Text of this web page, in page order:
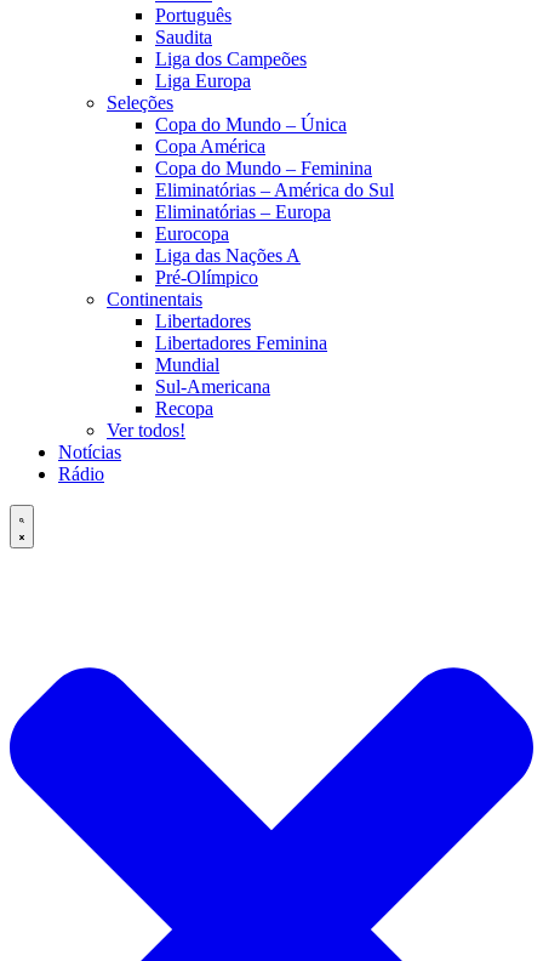
Português
Saudita
Liga dos Campeões
Liga Europa
Seleções
Copa do Mundo – Única
Copa América
Copa do Mundo – Feminina
Eliminatórias – América do Sul
Eliminatórias – Europa
Eurocopa
Liga das Nações A
Pré-Olímpico
Continentais
Libertadores
Libertadores Feminina
Mundial
Sul-Americana
Recopa
Ver todos!
Notícias
Rádio